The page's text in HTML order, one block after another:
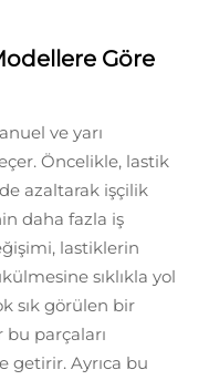
Göre
ve yarı
Öncelikle, lastik
azaltarak işçilik
daha fazla iş
lastiklerin
sıklıkla yol
sık görülen bir
parçaları
getirir. Ayrıca bu